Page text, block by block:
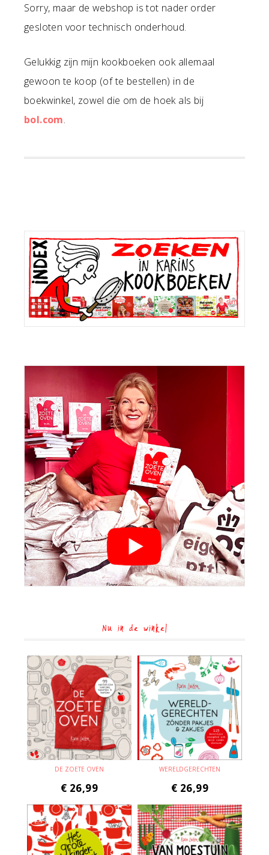
Sorry, maar de webshop is tot nader order
gesloten voor technisch onderhoud.
Gelukkig zijn mijn kookboeken ook allemaal
gewoon te koop (of te bestellen) in de
boekwinkel, zowel die om de hoek als bij
bol.com.
Primaire
Sidebar
Nu in de winkel
DE ZOETE OVEN
€ 26,99
WERELDGERECHTEN
€ 26,99